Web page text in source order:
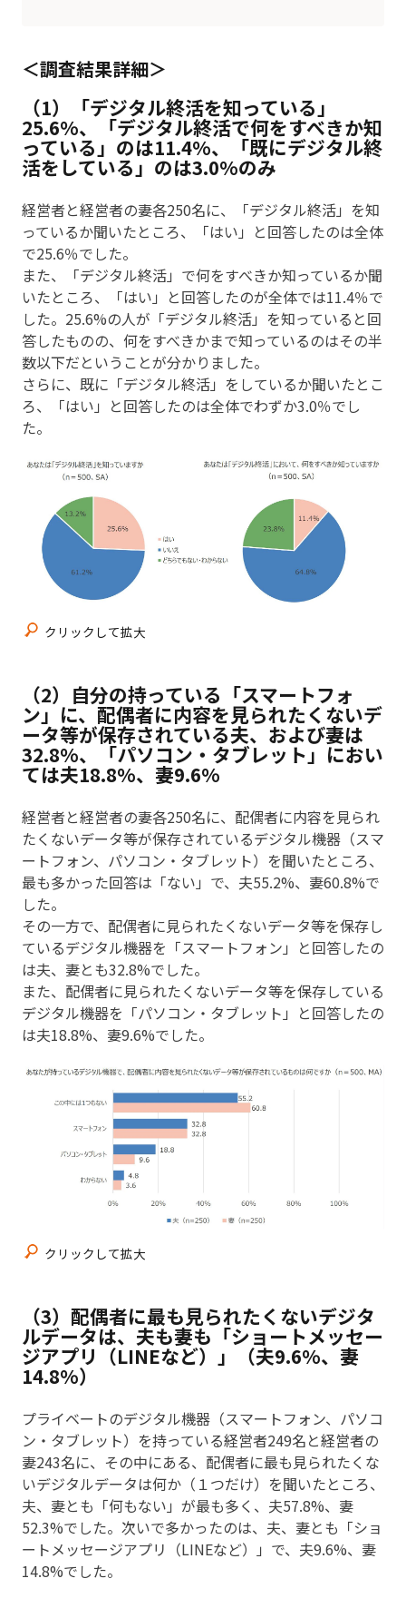
調査結果詳細
（1）「デジタル終活を知っている」
25.6%、「デジタル終活で何をすべきか知
っている」のは11.4%、「既にデジタル終
活をしている」のは3.0%のみ
経営者と経営者の妻各250名に、「デジタル終活」を知
っているか聞いたところ、「はい」と回答したのは全体
で25.6％でした。
また、「デジタル終活」で何をすべきか知っているか聞
いたところ、「はい」と回答したのが全体では11.4％で
した。25.6%の人が「デジタル終活」を知っていると回
答したものの、何をすべきかまで知っているのはその半
数以下だということが分かりました。
さらに、既に「デジタル終活」をしているか聞いたとこ
ろ、「はい」と回答したのは全体でわずか3.0％でし
た。
クリックして拡大
（2）自分の持っている「スマートフォ
ン」に、配偶者に内容を見られたくないデ
ータ等が保存されている夫、および妻は
32.8%、「パソコン・タブレット」におい
ては夫18.8%、妻9.6%
経営者と経営者の妻各250名に、配偶者に内容を見られ
たくないデータ等が保存されているデジタル機器（スマ
ートフォン、パソコン・タブレット）を聞いたところ、
最も多かった回答は「ない」で、夫55.2%、妻60.8%で
した。
その一方で、配偶者に見られたくないデータ等を保存し
ているデジタル機器を「スマートフォン」と回答したの
は夫、妻とも32.8%でした。
また、配偶者に見られたくないデータ等を保存している
デジタル機器を「パソコン・タブレット」と回答したの
は夫18.8%、妻9.6%でした。
クリックして拡大
（3）配偶者に最も見られたくないデジタ
ルデータは、夫も妻も「ショートメッセー
ジアプリ（LINEなど）」（夫9.6%、妻
14.8%）
プライベートのデジタル機器（スマートフォン、パソコ
ン・タブレット）を持っている経営者249名と経営者の
妻243名に、その中にある、配偶者に最も見られたくな
いデジタルデータは何か（１つだけ）を聞いたところ、
夫、妻とも「何もない」が最も多く、夫57.8%、妻
52.3%でした。次いで多かったのは、夫、妻とも「ショ
ートメッセージアプリ（LINEなど）」で、夫9.6%、妻
14.8%でした。